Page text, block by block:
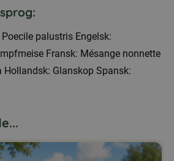
palustris Engelsk:
Fransk: Mésange nonnette
Hollandsk: Glanskop Spansk: